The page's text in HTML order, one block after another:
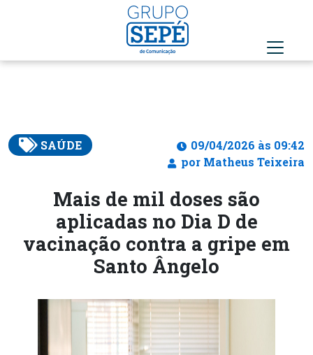
SAÚDE
09/04/2026 às 09:42
por Matheus Teixeira
Mais de mil doses são
aplicadas no Dia D de
vacinação contra a gripe em
Santo Ângelo